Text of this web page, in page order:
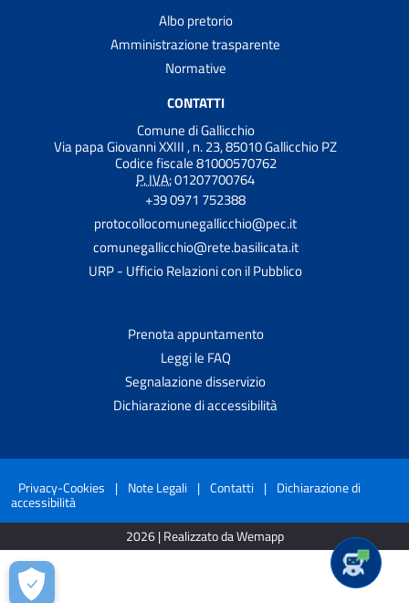
Albo pretorio
Amministrazione trasparente
Normative
CONTATTI
Comune di Gallicchio
Via papa Giovanni XXIII , n. 23, 85010 Gallicchio PZ
Codice fiscale 81000570762
P. IVA:01207700764
+39 0971 752388
protocollocomunegallicchio@pec.it
comunegallicchio@rete.basilicata.it
URP - Ufficio Relazioni con il Pubblico
Prenota appuntamento
Leggi le FAQ
Segnalazione disservizio
Dichiarazione di accessibilità
Privacy-Cookies | Note Legali | Contatti | Dichiarazione di
accessibilità
2026 | Realizzato da Wemapp